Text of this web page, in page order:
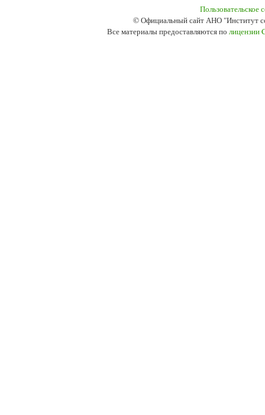
Пользовательское
© Официальный сайт АНО "Институт
Все материалы предоставляются по лицензии